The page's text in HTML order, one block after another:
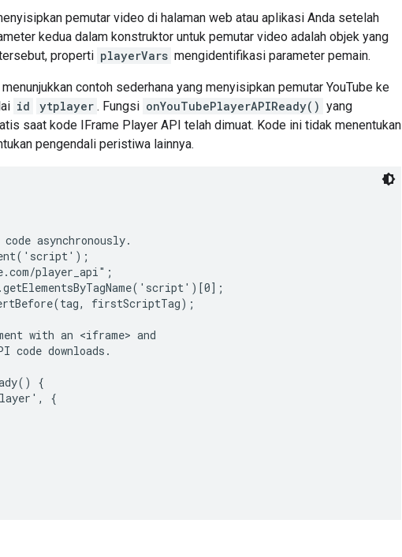
pemutar video di halaman web atau aplikasi Anda setelah
kedua dalam konstruktor untuk pemutar video adalah objek yang
properti playerVars mengidentifikasi parameter pemain.
contoh sederhana yang menyisipkan pemutar YouTube ke
id ytplayer . Fungsi onYouTubePlayerAPIReady() yang
saat kode IFrame Player API telah dimuat. Kode ini tidak menentukan
pengendali peristiwa lainnya.
asynchronously.
player_api";
firstScriptTag);
with an <iframe> and
code downloads.
{
{